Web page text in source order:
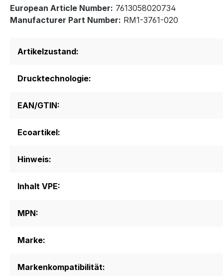
European Article Number: 7613058020734
Manufacturer Part Number: RM1-3761-020
Artikelzustand:
Drucktechnologie:
EAN/GTIN:
Ecoartikel:
Hinweis:
Inhalt VPE:
MPN:
Marke:
Markenkompatibilität: